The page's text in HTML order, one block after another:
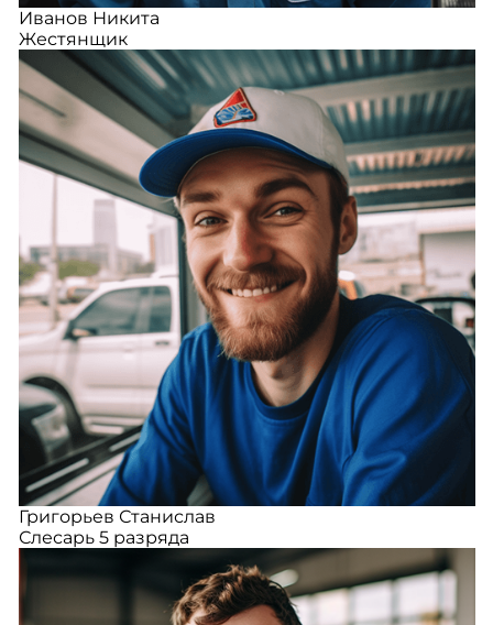
Иванов Никита
Жестянщик
Григорьев Станислав
Слесарь 5 разряда